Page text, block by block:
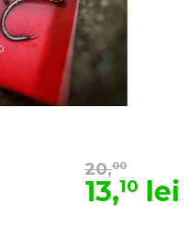
20,00
13,10 lei